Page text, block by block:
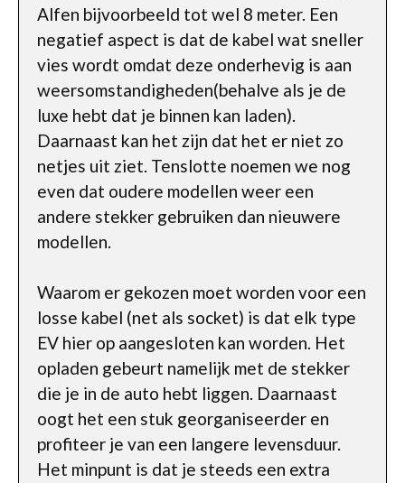
Alfen bijvoorbeeld tot wel 8 meter. Een
negatief aspect is dat de kabel wat sneller
vies wordt omdat deze onderhevig is aan
weersomstandigheden(behalve als je de
luxe hebt dat je binnen kan laden).
Daarnaast kan het zijn dat het er niet zo
netjes uit ziet. Tenslotte noemen we nog
even dat oudere modellen weer een
andere stekker gebruiken dan nieuwere
modellen.
Waarom er gekozen moet worden voor een
losse kabel (net als socket) is dat elk type
EV hier op aangesloten kan worden. Het
opladen gebeurt namelijk met de stekker
die je in de auto hebt liggen. Daarnaast
oogt het een stuk georganiseerder en
profiteer je van een langere levensduur.
Het minpunt is dat je steeds een extra